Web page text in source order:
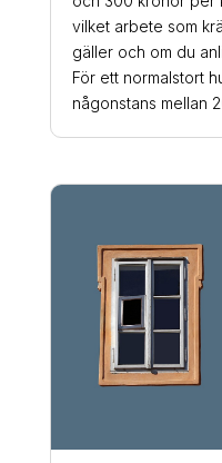
vilket arbete som
gäller och om du
För ett normalstort
någonstans mellan